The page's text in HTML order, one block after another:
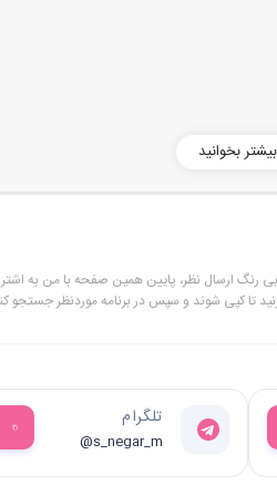
زد:
برداشت و سمت یخچال رفت. هر
بیشتر بخوانید
رنگ ارسال نظر، پایین همین صفحه با من به
تا کپی شوند و سپس در برنامه موردنظر جستجو
تلگرام
@s_negar_m